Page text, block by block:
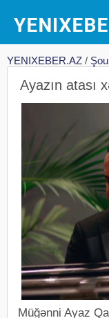
YENIXEBER.AZ /
Ayazın atası
Müğənni Ayaz